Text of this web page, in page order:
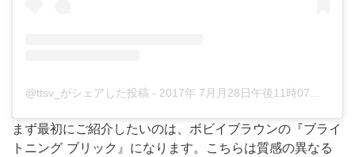
@ttsv_がシェアした投稿 - 2017年 7月月28日午後11時07分PDT
まず最初にご紹介したいのは、ボビイブラウンの『ブライ
トニング ブリック』になります。こちらは質感の異なる